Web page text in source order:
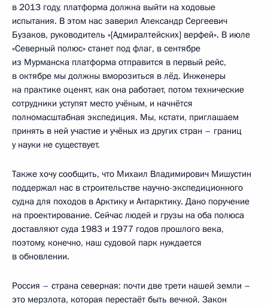
в 2013 году, платформа должна выйти на ходовые
испытания. В этом нас заверил Александр Сергеевич
Бузаков, руководитель «[Адмиралтейских] верфей». В июле
«Северный полюс» станет под флаг, в сентябре
из Мурманска платформа отправится в первый рейс,
в октябре мы должны вморозиться в лёд. Инженеры
на практике оценят, как она работает, потом технические
сотрудники уступят место учёным, и начнётся
полномасштабная экспедиция. Мы, кстати, приглашаем
принять в ней участие и учёных из других стран – границ
у науки не существует.
Также хочу сообщить, что Михаил Владимирович Мишустин
поддержал нас в строительстве научно-экспедиционного
судна для походов в Арктику и Антарктику. Дано поручение
на проектирование. Сейчас людей и грузы на оба полюса
доставляют суда 1983 и 1977 годов прошлого века,
поэтому, конечно, наш судовой парк нуждается
в обновлении.
Россия – страна северная: почти две трети нашей земли –
это мерзлота, которая перестаёт быть вечной. Закон